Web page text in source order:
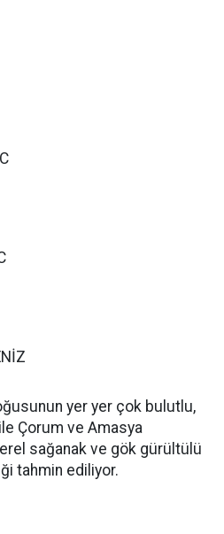
yer yer çok bulutlu,
ile Çorum ve Amasya
sağanak ve gök gürültülü
tahmin ediliyor.